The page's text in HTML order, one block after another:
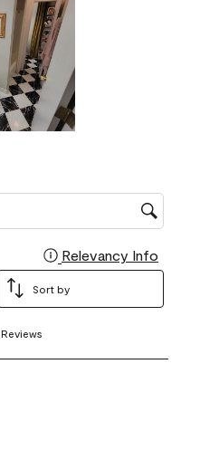
Relevancy Info
Sort by
Reviews